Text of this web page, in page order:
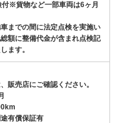
※貨物など一部車両は6ヶ月
までの間に法定点検を実施い
額に整備代金が含まれ点検記
ます。
販売店にご確認ください。
有償保証有